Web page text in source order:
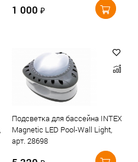
1 000 ₽
Подсветка для бассейна INTEX
Magnetic LED Pool-Wall Light,
арт. 28698